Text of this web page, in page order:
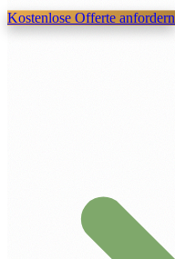
Kostenlose Offerte anfordern